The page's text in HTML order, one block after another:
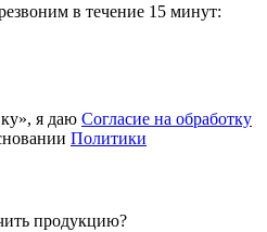
в течение 15 минут:
я даю Согласие на обработку
Политики
продукцию?